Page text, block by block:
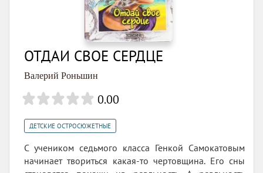
ОТДАЙ СВОЕ СЕРДЦЕ
Валерий Роньшин
0.00
ДЕТСКИЕ ОСТРОСЮЖЕТНЫЕ
С учеником седьмого класса Генкой Самокатовым
начинает твориться какая-то чертовщина. Его сны